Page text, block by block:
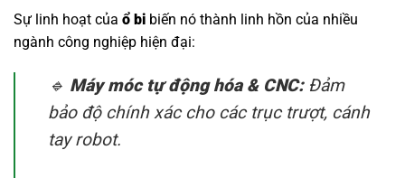
Sự linh hoạt của ổ bi biến nó thành linh hồn của nhiều
ngành công nghiệp hiện đại:
🔹 Máy móc tự động hóa & CNC:Đảm
bảo độ chính xác cho các trục trượt, cánh
tay robot.